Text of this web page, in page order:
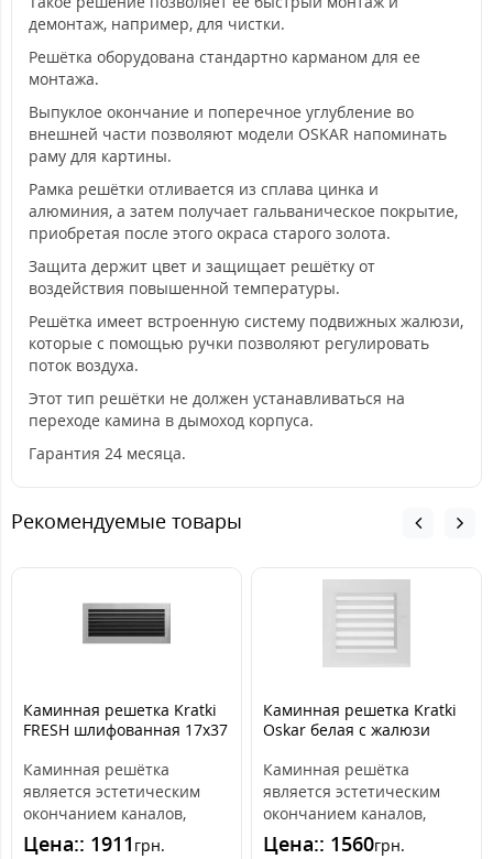
демонтаж, например, для чистки.
Решётка оборудована стандартно карманом для ее
монтажа.
Выпуклое окончание и поперечное углубление во
внешней части позволяют модели OSKAR напоминать
раму для картины.
Рамка решётки отливается из сплава цинка и
алюминия, а затем получает гальваническое покрытие,
приобретая после этого окраса старого золота.
Защита держит цвет и защищает решётку от
воздействия повышенной температуры.
Решётка имеет встроенную систему подвижных жалюзи,
которые с помощью ручки позволяют регулировать
поток воздуха.
Этот тип решётки не должен устанавливаться на
переходе камина в дымоход корпуса.
Гарантия 24 месяца.
Рекомендуемые товары
Каминная решетка Kratki
FRESH шлифованная 17x37
Каминная решётка
является эстетическим
окончанием каналов,
распределяющих горячий
Цена:: 1911 грн.
Каминная решетка Kratki
Oskar белая с жалюзи
Каминная решётка
является эстетическим
окончанием каналов,
распределяющих горячий
Цена:: 1560грн.